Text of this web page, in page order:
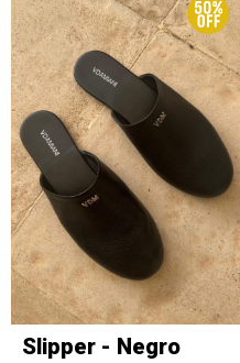
Slipper - Negro